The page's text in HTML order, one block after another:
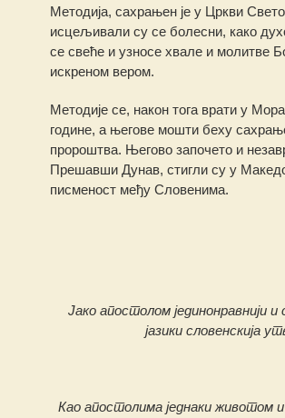
Методија, сахрањен је у Цркви
исцељивали су се болесни, како
се свеће и узносе хвале и молитве
искреном вером.
Методије се, након тога врати у
године, а његове мошти беху
пророштва. Његово започето и
Прешавши Дунав, стигли су у
писменост међу Словенима.
Јако апостолом јединонравнији
јазики словенскија
Као апостолима једнаки животом